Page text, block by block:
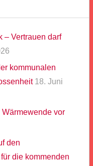
– Vertrauen darf
kommunalen
18. Juni
vor
den
die kommenden